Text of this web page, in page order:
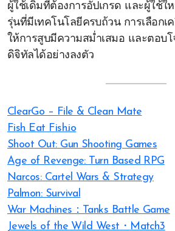
ผู้ใช้เดิมที่ต้องการอัปเกรด และผู้ใช้ใ
รุ่นที่มีเทคโนโลยีครบถ้วน การเลือกเ
ให้การสูบมีความสม่ำเสมอ และตอบ
ดิจิทัลได้อย่างลงตัว
ClearGo – File & Clean Mate
Fish Eat Fish.io
Shoot Out: Gun Shooting Games
Age of Revenge: Turn Based RPG
Narcos: Cartel Wars & Strategy
Palmon: Survival
War Machines：Tanks Battle Game
Jewels of the Wild West・Match3